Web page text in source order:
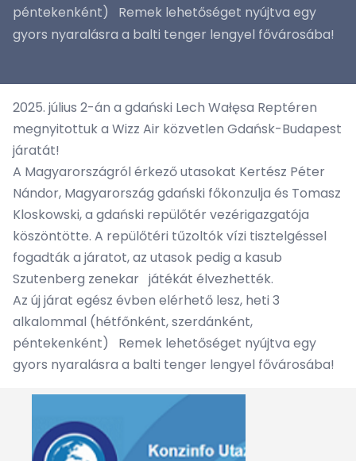
péntekenként) Remek lehetőséget nyújtva egy
gyors nyaralásra a balti tenger lengyel fővárosába!
2025. július 2-án a gdański Lech Wałęsa Reptéren
megnyitottuk a Wizz Air közvetlen Gdańsk-Budapest
járatát!
A Magyarországról érkező utasokat Kertész Péter
Nándor, Magyarország gdański főkonzulja és Tomasz
Kloskowski, a gdański repülőtér vezérigazgatója
köszöntötte. A repülőtéri tűzoltók vízi tisztelgéssel
fogadták a járatot, az utasok pedig a kasub
Szutenberg zenekar játékát élvezhették.
Az új járat egész évben elérhető lesz, heti 3
alkalommal (hétfőnként, szerdánként,
péntekenként) Remek lehetőséget nyújtva egy
gyors nyaralásra a balti tenger lengyel fővárosába!